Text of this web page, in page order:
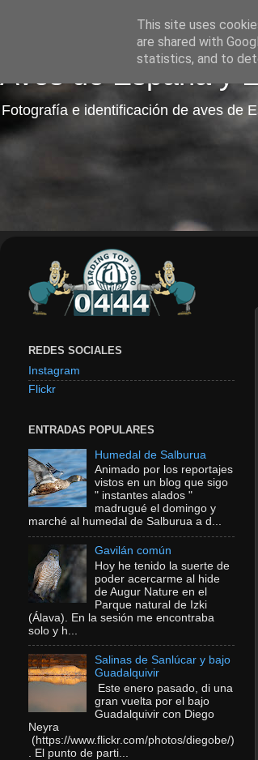
Aves de España y
Fotografía e identificación de aves de
REDES SOCIALES
Instagram
Flickr
ENTRADAS POPULARES
Humedal de Salburua
Animado por los reportajes
vistos en un blog que sigo
" instantes alados "
madrugué el domingo y
marché al humedal de Salburua a d...
Gavilán común
Hoy he tenido la suerte de
poder acercarme al hide
de Augur Nature en el
Parque natural de Izki
(Álava). En la sesión me encontraba
solo y h...
Salinas de Sanlúcar y bajo
Guadalquivir
Este enero pasado, di una
gran vuelta por el bajo
Guadalquivir con Diego
Neyra
(https://www.flickr.com/photos/diegobe/)
. El punto de parti...
This site uses
are shared with
statistics, and to